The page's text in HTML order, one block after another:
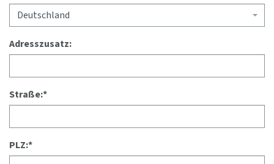
Deutschland
Adresszusatz:
Straße:*
PLZ:*